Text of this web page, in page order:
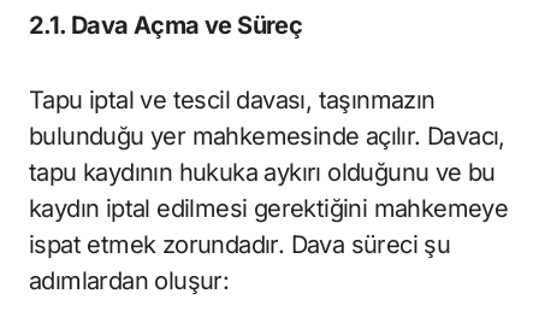
2.1. Dava Açma ve Süreç
Tapu iptal ve tescil davası, taşınmazın
bulunduğu yer mahkemesinde açılır. Davacı,
tapu kaydının hukuka aykırı olduğunu ve bu
kaydın iptal edilmesi gerektiğini mahkemeye
ispat etmek zorundadır. Dava süreci şu
adımlardan oluşur: